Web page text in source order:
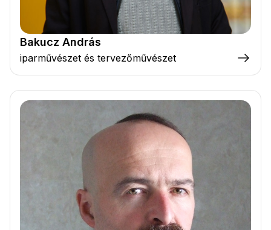
Bakucz András
iparművészet és tervezőművészet